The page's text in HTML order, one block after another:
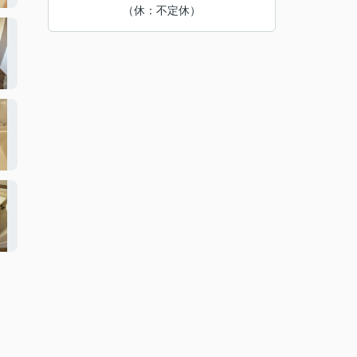
（休：不定休）